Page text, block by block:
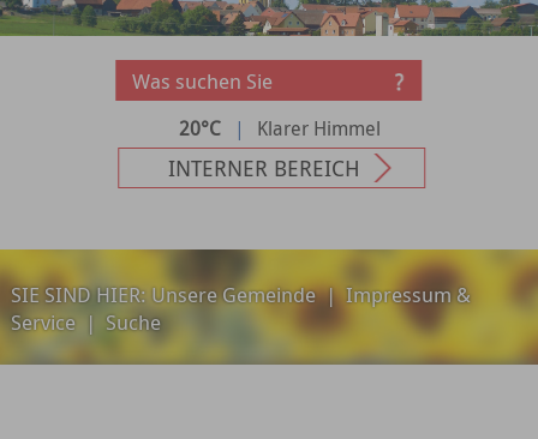
20°C | Klarer Himmel
INTERNER BEREICH
SIE SIND HIER:Unsere Gemeinde|Impressum &
Service | Suche